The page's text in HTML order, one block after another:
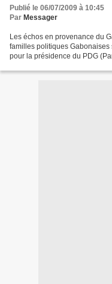
Publié le 06/07/2009 à 10:45
Par Messager
Les échos en provenance du
familles politiques
pour la présidence du PDG